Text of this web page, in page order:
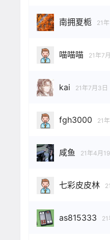
南拥夏栀 21
喵喵喵 21年7
kai 21年7月3日
fgh3000 21
咸鱼 21年4月19
七彩皮皮林
as815333 21